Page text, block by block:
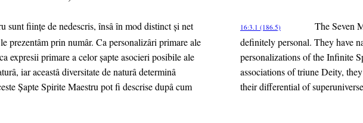
sunt fiinţe de nedescris, însâ în mod distinct şi net
prezentâm prin numâr. Ca personalizâri primare ale
expresii primare a celor şapte asocieri posibile ale
iar aceastâ diversitate de naturâ determinâ
Şapte Spirite Maestru pot fi descrise dupâ cum
16:3.1 (186.5)
The Seven
definitely personal. They have
personalizations of the Infinite
associations of triune Deity,
their differential of